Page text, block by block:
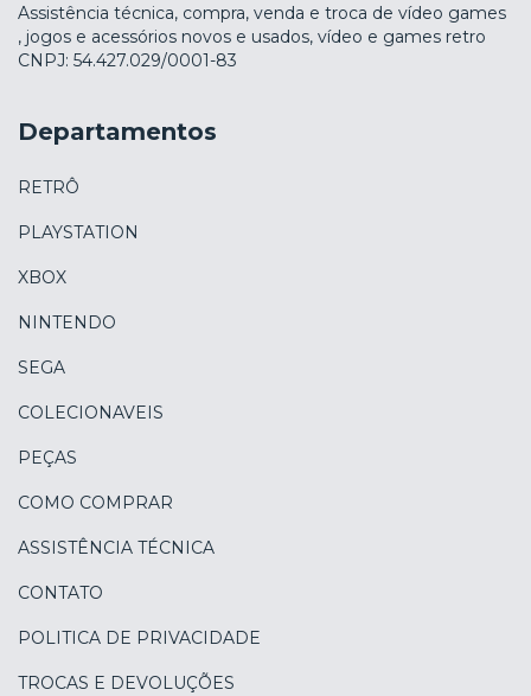
Assistência técnica, compra, venda e troca de vídeo games
, jogos e acessórios novos e usados, vídeo e games retro
CNPJ: 54.427.029/0001-83
Departamentos
RETRÔ
PLAYSTATION
XBOX
NINTENDO
SEGA
COLECIONAVEIS
PEÇAS
COMO COMPRAR
ASSISTÊNCIA TÉCNICA
CONTATO
POLITICA DE PRIVACIDADE
TROCAS E DEVOLUÇÕES